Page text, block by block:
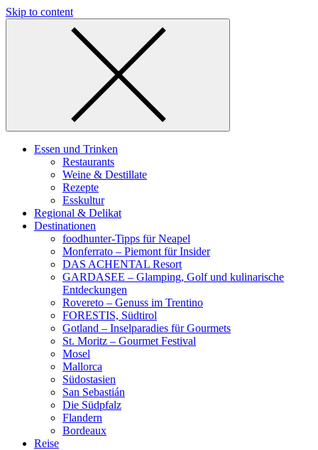
Skip to content
Essen und Trinken
Restaurants
Weine & Destillate
Rezepte
Esskultur
Regional & Delikat
Destinationen
foodhunter-Tipps für Neapel
Monferrato – Piemont für Insider
DAS ACHENTAL Resort
GARDASEE – Glamping, Golf und kulinarische
Entdeckungen
Rovereto – Genuss im Trentino
FORESTIS, Südtirol
Gotland – Inselparadies für Gourmets
St. Moritz – Gourmet Festival
Mosel
Mallorca
Südostasien
San Sebastián
Die Südpfalz
Flandern
Bordeaux
Reise